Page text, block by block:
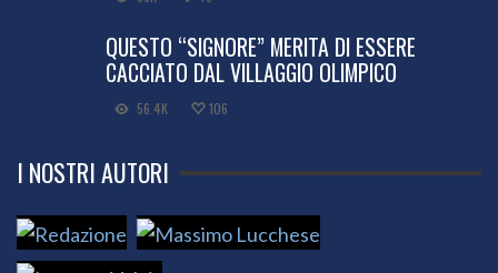
QUESTO “SIGNORE” MERITA DI ESSERE
CACCIATO DAL VILLAGGIO OLIMPICO
56.4K 106
I NOSTRI AUTORI